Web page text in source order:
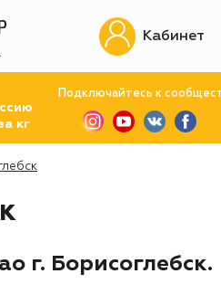
кг
Подключайтесь к
Кабинет
г. Борисоглебск.